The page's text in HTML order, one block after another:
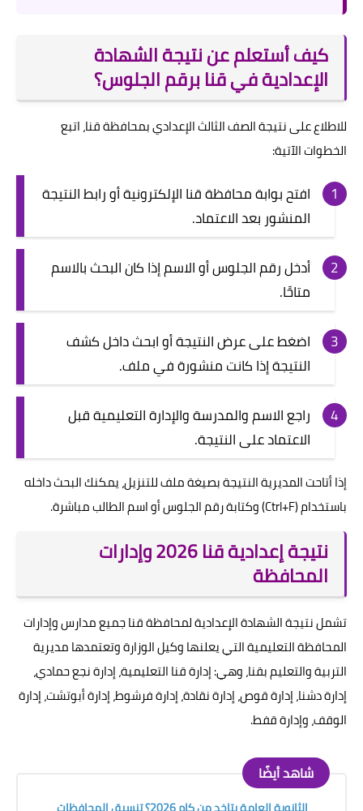
كيف أستعلم عن نتيجة الشهادة
الإعدادية في قنا برقم الجلوس؟
للاطلاع على نتيجة الصف الثالث الإعدادي بمحافظة قنا، اتبع
الخطوات الآتية:
افتح بوابة محافظة قنا الإلكترونية أو رابط النتيجة
المنشور بعد الاعتماد.
أدخل رقم الجلوس أو الاسم إذا كان البحث بالاسم
متاحًا.
اضغط على عرض النتيجة أو ابحث داخل كشف
النتيجة إذا كانت منشورة في ملف.
راجع الاسم والمدرسة والإدارة التعليمية قبل
الاعتماد على النتيجة.
إذا أتاحت المديرية النتيجة بصيغة ملف للتنزيل، يمكنك البحث داخله
باستخدام (Ctrl+F) وكتابة رقم الجلوس أو اسم الطالب مباشرة.
نتيجة إعدادية قنا 2026 وإدارات
المحافظة
تشمل نتيجة الشهادة الإعدادية لمحافظة قنا جميع مدارس وإدارات
المحافظة التعليمية التي يعلنها وكيل الوزارة وتعتمدها مديرية
التربية والتعليم بقنا، وهي: إدارة قنا التعليمية، إدارة نجع حمادي،
إدارة دشنا، إدارة قوص، إدارة نقادة، إدارة فرشوط، إدارة أبوتشت، إدارة
الوقف، وإدارة قفط.
شاهد أيضًا